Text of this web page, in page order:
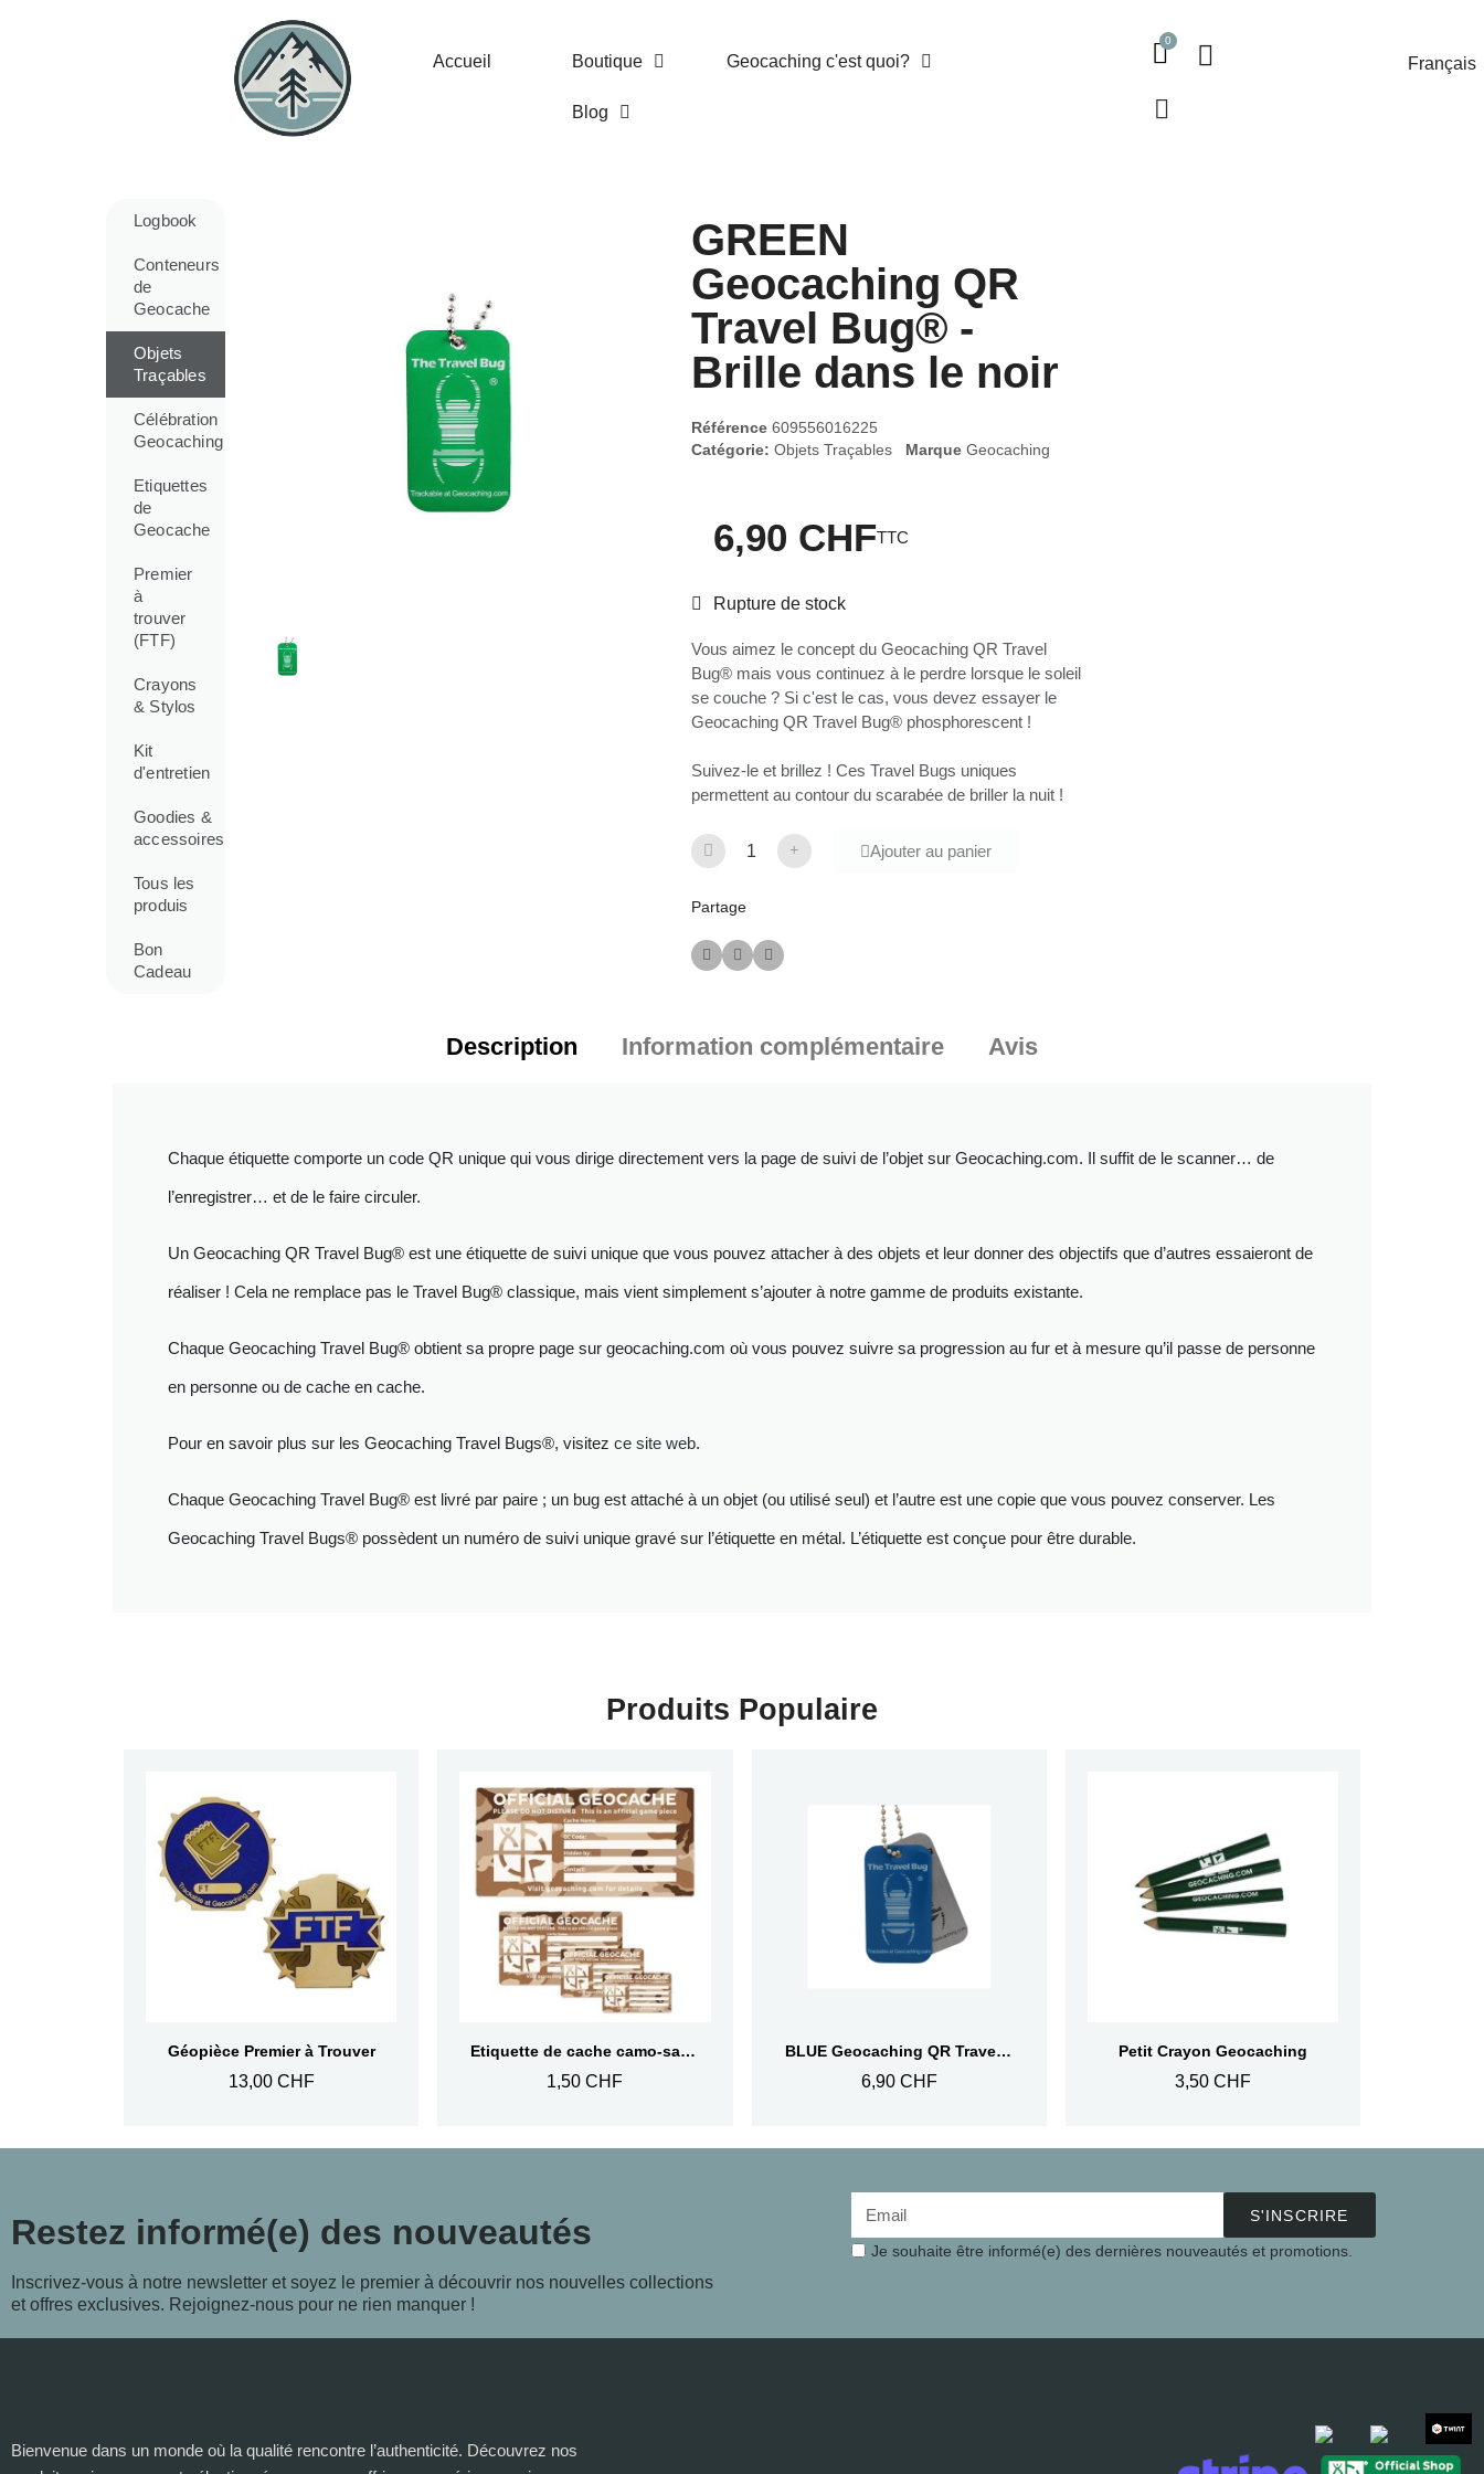
Accueil Boutique Geocaching c'est quoi?
Blog
Français
Logbook
Conteneurs
de
Geocache
Objets
Traçables
Célébration
Geocaching
Etiquettes
de
Geocache
Premier
à
trouver
(FTF)
Crayons
& Stylos
Kit
d'entretien
Goodies &
accessoires
Tous les
produis
Bon
Cadeau
GREEN
Geocaching QR
Travel Bug® -
Brille dans le noir
Référence 609556016225
Catégorie: Objets Traçables Marque Geocaching
6,90 CHFTTC
Rupture de stock
Vous aimez le concept du Geocaching QR Travel
Bug® mais vous continuez à le perdre lorsque le soleil
se couche ? Si c'est le cas, vous devez essayer le
Geocaching QR Travel Bug® phosphorescent !
Suivez-le et brillez ! Ces Travel Bugs uniques
permettent au contour du scarabée de briller la nuit !
Ajouter au panier
Partage
Description Information complémentaire Avis
Chaque étiquette comporte un code QR unique qui vous dirige directement vers la page de suivi de l’objet sur Geocaching.com. Il suffit de le scanner… de
l’enregistrer… et de le faire circuler.
Un Geocaching QR Travel Bug® est une étiquette de suivi unique que vous pouvez attacher à des objets et leur donner des objectifs que d’autres essaieront de
réaliser ! Cela ne remplace pas le Travel Bug® classique, mais vient simplement s’ajouter à notre gamme de produits existante.
Chaque Geocaching Travel Bug® obtient sa propre page sur geocaching.com où vous pouvez suivre sa progression au fur et à mesure qu’il passe de personne
en personne ou de cache en cache.
Pour en savoir plus sur les Geocaching Travel Bugs®, visitez ce site web.
Chaque Geocaching Travel Bug® est livré par paire ; un bug est attaché à un objet (ou utilisé seul) et l’autre est une copie que vous pouvez conserver. Les
Geocaching Travel Bugs® possèdent un numéro de suivi unique gravé sur l’étiquette en métal. L’étiquette est conçue pour être durable.
Produits Populaire
Aperçu rapide
Géopièce Premier à Trouver
13,00 CHF
Aperçu rapide Etiquette de cache camo-sable
1,50 CHF
Aperçu rapide BLUE Geocaching QR Travel Bug® - Brille dans le noir
6,90 CHF
Aperçu rapide
Petit Crayon Geocaching
3,50 CHF
Restez informé(e) des nouveautés
Inscrivez-vous à notre newsletter et soyez le premier à découvrir nos nouvelles collections
et offres exclusives. Rejoignez-nous pour ne rien manquer !
S'INSCRIRE
Je souhaite être informé(e) des dernières nouveautés et promotions.
Bienvenue dans un monde où la qualité rencontre l’authenticité. Découvrez nos